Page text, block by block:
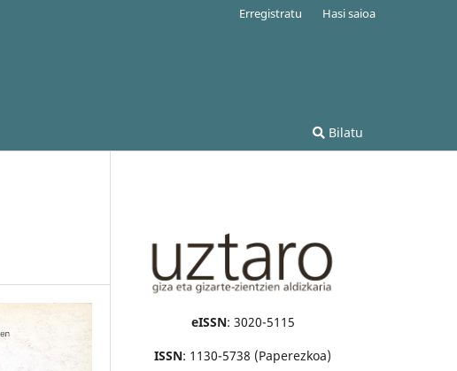
Bilatu
Erregistratu Hasi saioa
eISSN: 3020-5115
ISSN: 1130-5738 (Paperezkoa)